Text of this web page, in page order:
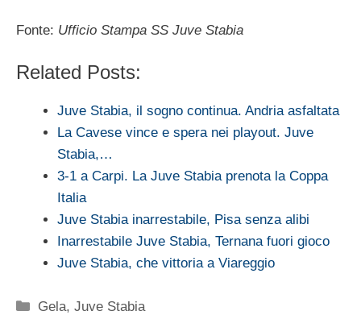
Fonte: Ufficio Stampa SS Juve Stabia
Related Posts:
Juve Stabia, il sogno continua. Andria asfaltata
La Cavese vince e spera nei playout. Juve
Stabia,…
3-1 a Carpi. La Juve Stabia prenota la Coppa
Italia
Juve Stabia inarrestabile, Pisa senza alibi
Inarrestabile Juve Stabia, Ternana fuori gioco
Juve Stabia, che vittoria a Viareggio
Categorie
Gela,Juve Stabia